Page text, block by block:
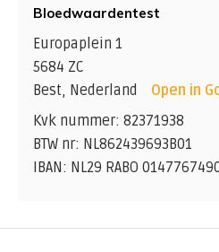
Bloedwaardentest
Europaplein 1
5684 ZC
Best, Nederland
Open in
Kvk nummer: 82371938
BTW nr: NL862439693B01
IBAN: NL29 RABO